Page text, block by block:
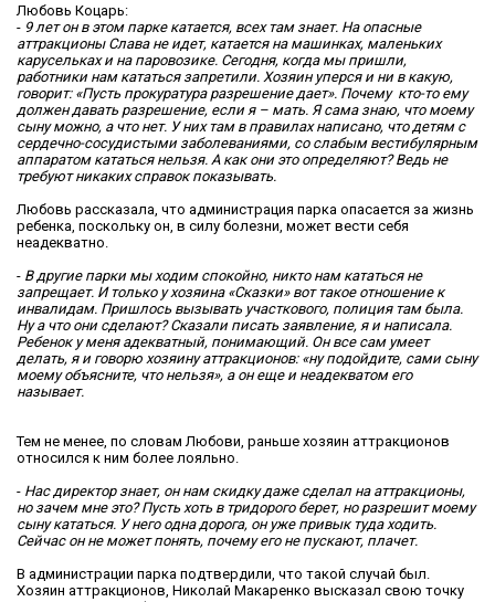
Любовь Коцарь:
- 9 лет он в этом парке катается, всех там знает. На опасные
аттракционы Слава не идет, катается на машинках, маленьких
карусельках и на паровозике. Сегодня, когда мы пришли,
работники нам кататься запретили. Хозяин уперся и ни в какую,
говорит: «Пусть прокуратура разрешение дает». Почему кто-то ему
должен давать разрешение, если я – мать. Я сама знаю, что моему
сыну можно, а что нет. У них там в правилах написано, что детям с
сердечно-сосудистыми заболеваниями, со слабым вестибулярным
аппаратом кататься нельзя. А как они это определяют? Ведь не
требуют никаких справок показывать.
Любовь рассказала, что администрация парка опасается за жизнь
ребенка, поскольку он, в силу болезни, может вести себя
неадекватно.
- В другие парки мы ходим спокойно, никто нам кататься не
запрещает. И только у хозяина «Сказки» вот такое отношение к
инвалидам. Пришлось вызывать участкового, полиция там была.
Ну а что они сделают? Сказали писать заявление, я и написала.
Ребенок у меня адекватный, понимающий. Он все сам умеет
делать, я и говорю хозяину аттракционов: «ну подойдите, сами сыну
моему объясните, что нельзя», а он еще и неадекватом его
называет.
Тем не менее, по словам Любови, раньше хозяин аттракционов
относился к ним более лояльно.
- Нас директор знает, он нам скидку даже сделал на аттракционы,
но зачем мне это? Пусть хоть в тридорого берет, но разрешит моему
сыну кататься. У него одна дорога, он уже привык туда ходить.
Сейчас он не может понять, почему его не пускают, плачет.
В администрации парка подтвердили, что такой случай был.
Хозяин аттракционов, Николай Макаренко высказал свою точку